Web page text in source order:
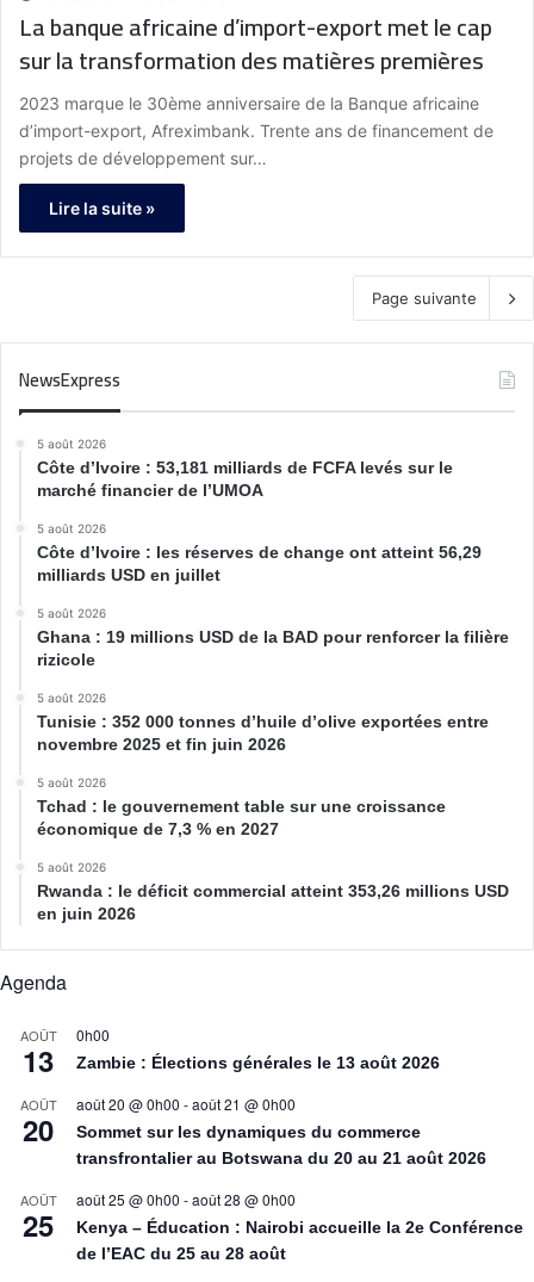
La banque africaine d’import-export met le cap
sur la transformation des matières premières
2023 marque le 30ème anniversaire de la Banque africaine
d’import-export, Afreximbank. Trente ans de financement de
projets de développement sur…
Lire la suite »
Page suivante
NewsExpress
5 août 2026
Côte d’Ivoire : 53,181 milliards de FCFA levés sur le
marché financier de l’UMOA
5 août 2026
Côte d’Ivoire : les réserves de change ont atteint 56,29
milliards USD en juillet
5 août 2026
Ghana : 19 millions USD de la BAD pour renforcer la filière
rizicole
5 août 2026
Tunisie : 352 000 tonnes d’huile d’olive exportées entre
novembre 2025 et fin juin 2026
5 août 2026
Tchad : le gouvernement table sur une croissance
économique de 7,3 % en 2027
5 août 2026
Rwanda : le déficit commercial atteint 353,26 millions USD
en juin 2026
Agenda
AOÛT
13
0h00
Zambie : Élections générales le 13 août 2026
AOÛT
20
août 20 @ 0h00 -août 21 @ 0h00
Sommet sur les dynamiques du commerce
transfrontalier au Botswana du 20 au 21 août 2026
AOÛT
25
août 25 @ 0h00 -août 28 @ 0h00
Kenya – Éducation : Nairobi accueille la 2e Conférence
de l’EAC du 25 au 28 août